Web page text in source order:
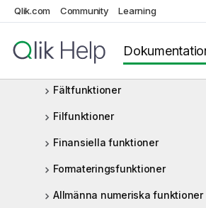
Qlik.com Community Learning
Datum- och tidsfunktioner
Exponentiella och logaritmiska
funktioner
Fältfunktioner
Filfunktioner
Finansiella funktioner
Formateringsfunktioner
Allmänna numeriska funktioner